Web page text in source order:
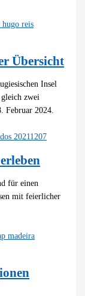
Übersicht
Insel
gleich zwei
Februar 2024.
für einen
mit feierlicher